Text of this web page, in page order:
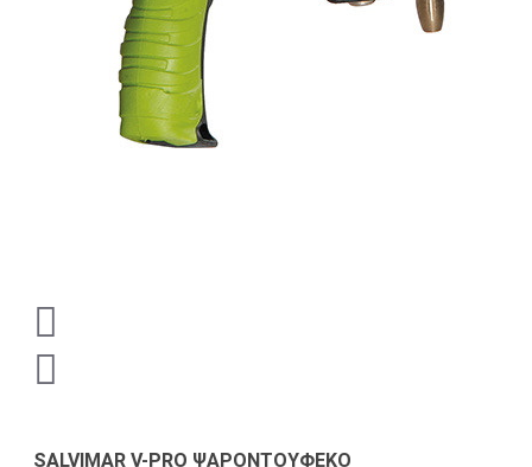
SALVIMAR V-PRO ΨΑΡΟΝΤΟΎΦΕΚΟ